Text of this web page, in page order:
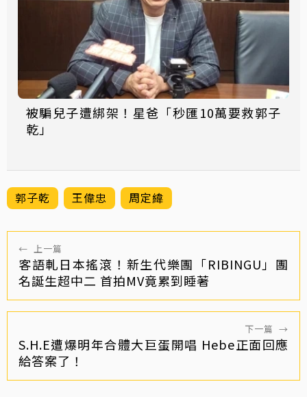
被騙兒子遭綁架！星爸「秒匯10萬要救郭子
乾」
郭子乾 王偉忠 周定緯
← 上一篇
客語軋日本搖滾！新生代樂團「RIBINGU」團
名誕生超中二 首拍MV竟累到睡著
下一篇 →
S.H.E遭爆明年合體大巨蛋開唱 Hebe正面回應
給答案了！